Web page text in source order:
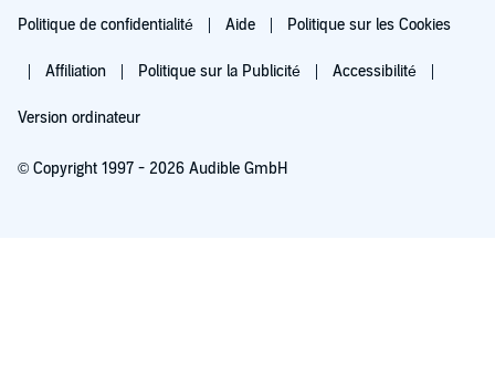
Politique de confidentialité Aide Politique sur les Cookies
Affiliation Politique sur la Publicité Accessibilité
Version ordinateur
© Copyright 1997 - 2026 Audible GmbH